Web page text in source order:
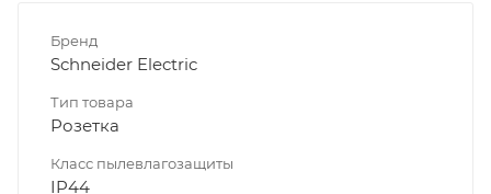
Бренд
Schneider Electric
Тип товара
Розетка
Класс пылевлагозащиты
IP44